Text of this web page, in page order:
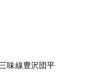
味線豊沢団平